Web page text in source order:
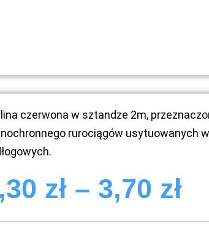
czerwona w sztandze 2m,
rurociągów usytuowanych
zł – 3,70 zł